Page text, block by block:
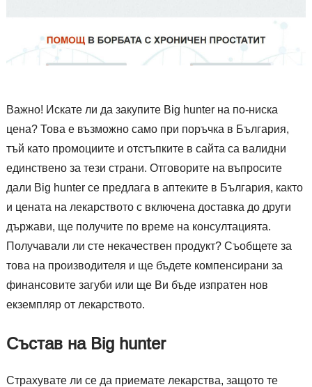
Важно! Искате ли да закупите Big hunter на по-ниска
цена? Това е възможно само при поръчка в България,
тъй като промоциите и отстъпките в сайта са валидни
единствено за тези страни. Отговорите на въпросите
дали Big hunter се предлага в аптеките в България, както
и цената на лекарството с включена доставка до други
държави, ще получите по време на консултацията.
Получавали ли сте некачествен продукт? Съобщете за
това на производителя и ще бъдете компенсирани за
финансовите загуби или ще Ви бъде изпратен нов
екземпляр от лекарството.
Състав на Big hunter
Страхувате ли се да приемате лекарства, защото те